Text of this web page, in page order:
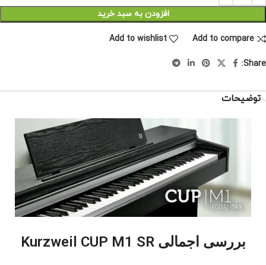
افزودن به سبد خرید
Add to compare
Add to wishlist
Share:
توضیحات
بررسی اجمالی Kurzweil CUP M1 SR